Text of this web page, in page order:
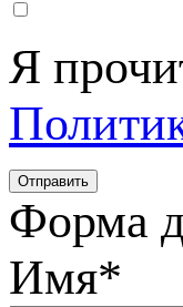
Я
Форма
Имя*